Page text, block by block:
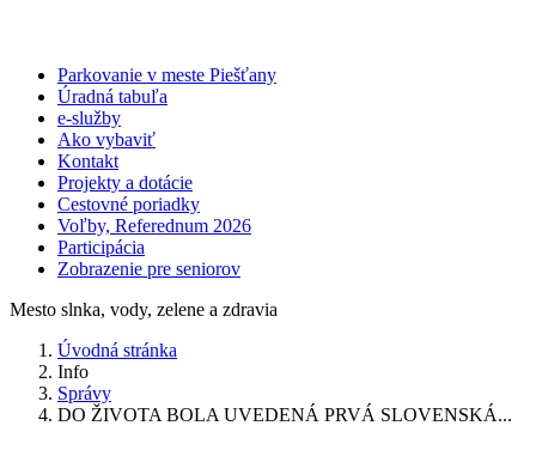
Parkovanie v meste Piešťany
Úradná tabuľa
e-služby
Ako vybaviť
Kontakt
Projekty a dotácie
Cestovné poriadky
Voľby, Referednum 2026
Participácia
Zobrazenie pre seniorov
Mesto slnka, vody, zelene a zdravia
Úvodná stránka
Info
Správy
DO ŽIVOTA BOLA UVEDENÁ PRVÁ SLOVENSKÁ...